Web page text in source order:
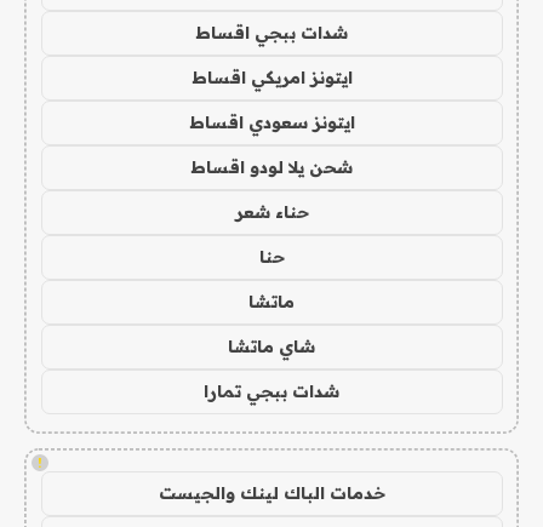
شدات ببجي اقساط
ايتونز امريكي اقساط
ايتونز سعودي اقساط
شحن يلا لودو اقساط
حناء شعر
حنا
ماتشا
شاي ماتشا
شدات ببجي تمارا
!
خدمات الباك لينك والجيست